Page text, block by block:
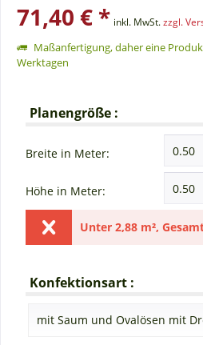
71,40 € * inkl. MwSt.zzgl.
Maßanfertigung, daher eine
Werktagen
Planengröße :
Breite in Meter:
Höhe in Meter:
Unter 2,88 m²,
Konfektionsart :